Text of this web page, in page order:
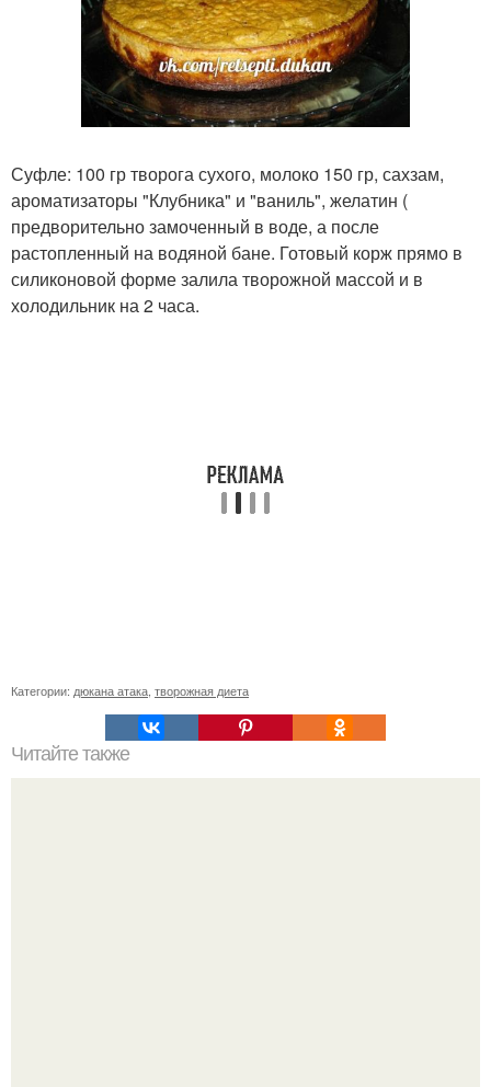
Суфле: 100 гр творога сухого, молоко 150 гр, сахзам,
ароматизаторы "Клубника" и "ваниль", желатин (
предворительно замоченный в воде, а после
растопленный на водяной бане. Готовый корж прямо в
силиконовой форме залила творожной массой и в
холодильник на 2 часа.
Категории: дюкана атака творожная диета
Читайте также